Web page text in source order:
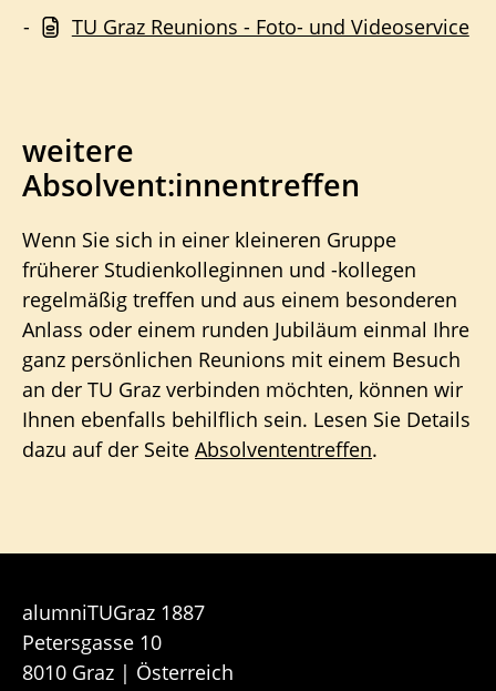
TU Graz Reunions - Foto- und Videoservice
weitere
Absolvent:innentreffen
Wenn Sie sich in einer kleineren Gruppe
früherer Studienkolleginnen und -kollegen
regelmäßig treffen und aus einem besonderen
Anlass oder einem runden Jubiläum einmal Ihre
ganz persönlichen Reunions mit einem Besuch
an der TU Graz verbinden möchten, können wir
Ihnen ebenfalls behilflich sein. Lesen Sie Details
dazu auf der Seite Absolvententreffen.
alumniTUGraz 1887
Petersgasse 10
8010 Graz | Österreich